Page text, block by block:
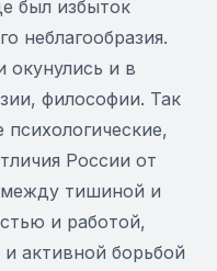
был избыток
неблагообразия.
и в
философии. Так
психологические,
России от
между тишиной и
и работой,
активной борьбой